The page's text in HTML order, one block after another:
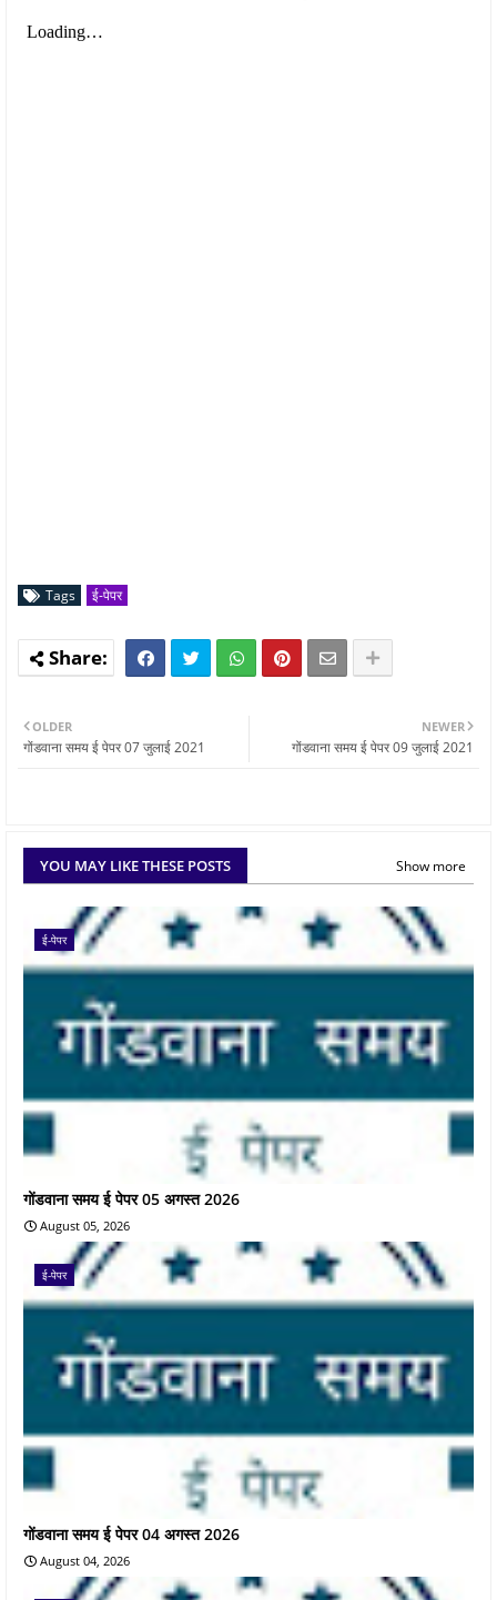
Tags ई-पेपर
NEWER
गोंडवाना समय ई पेपर 09 जुलाई 2021
OLDER
गोंडवाना समय ई पेपर 07 जुलाई 2021
YOU MAY LIKE THESE POSTS Show more
ई-पेपर
गोंडवाना समय ई पेपर 05 अगस्त 2026
August 05, 2026
ई-पेपर
गोंडवाना समय ई पेपर 04 अगस्त 2026
August 04, 2026